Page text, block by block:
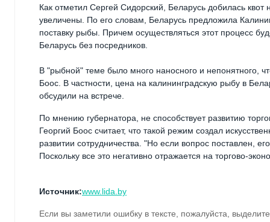
Как отметил Сергей Сидорский, Беларусь добилась
увеличены. По его словам, Беларусь предложила
поставку рыбы. Причем осуществляться этот процесс
Беларусь без посредников.
В "рыбной" теме было много наносного и непонятного,
Боос. В частности, цена на калининградскую рыбу в
обсудили на встрече.
По мнению губернатора, не способствует развитию
Георгий Боос считает, что такой режим создал
развитии сотрудничества. "Но если вопрос поставлен,
Поскольку все это негативно отражается на торгово-
Источник:www.lida.by
Если вы заметили ошибку в тексте, пожалуйста,